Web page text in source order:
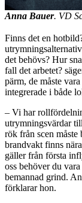
Anna Bauer. VD
Finns det en
det behövs? Hur
fall det arbetet?
pärm, de måste
integrerade i både
– Vi har
utrymningsvärdar
rök från scen måste
brandvakt finns
gäller från första
oss behöver du
bemannad grind.
förklarar hon.